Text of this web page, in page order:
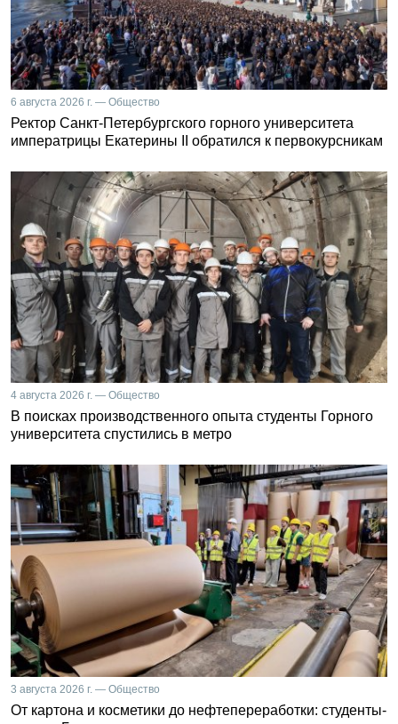
6 августа 2026 г. — Общество
Ректор Санкт-Петербургского горного университета
императрицы Екатерины II обратился к первокурсникам
4 августа 2026 г. — Общество
В поисках производственного опыта студенты Горного
университета спустились в метро
3 августа 2026 г. — Общество
От картона и косметики до нефтепереработки: студенты-